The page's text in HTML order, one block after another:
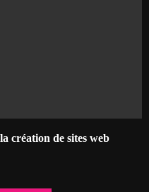
création de sites web